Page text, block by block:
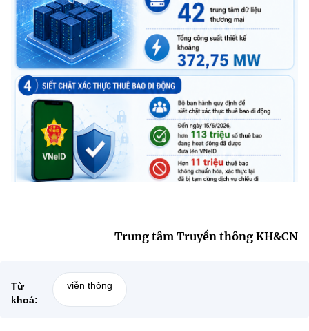
Liên hệ
Địa chỉ: Ban Biên tập Cổng TTĐT - 18 Nguyễn Du, TP. Hà Nội
Điện thoại: 024 3936 9506
Email:stc@mst.gov.vn
©2026 Bản quyền thuộc Bộ Khoa Học và Công Nghệ
(Ghi rõ nguồn "https://mst.gov.vn" khi phát hành lại thông tin từ
website này)
Trung tâm Truyền thông KH&CN
Từ
khoá:
viễn thông